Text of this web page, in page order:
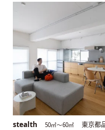
stealth 50㎡〜60㎡
東京都